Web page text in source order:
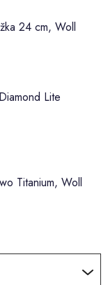
24 cm, Woll
Lite
Titanium, Woll